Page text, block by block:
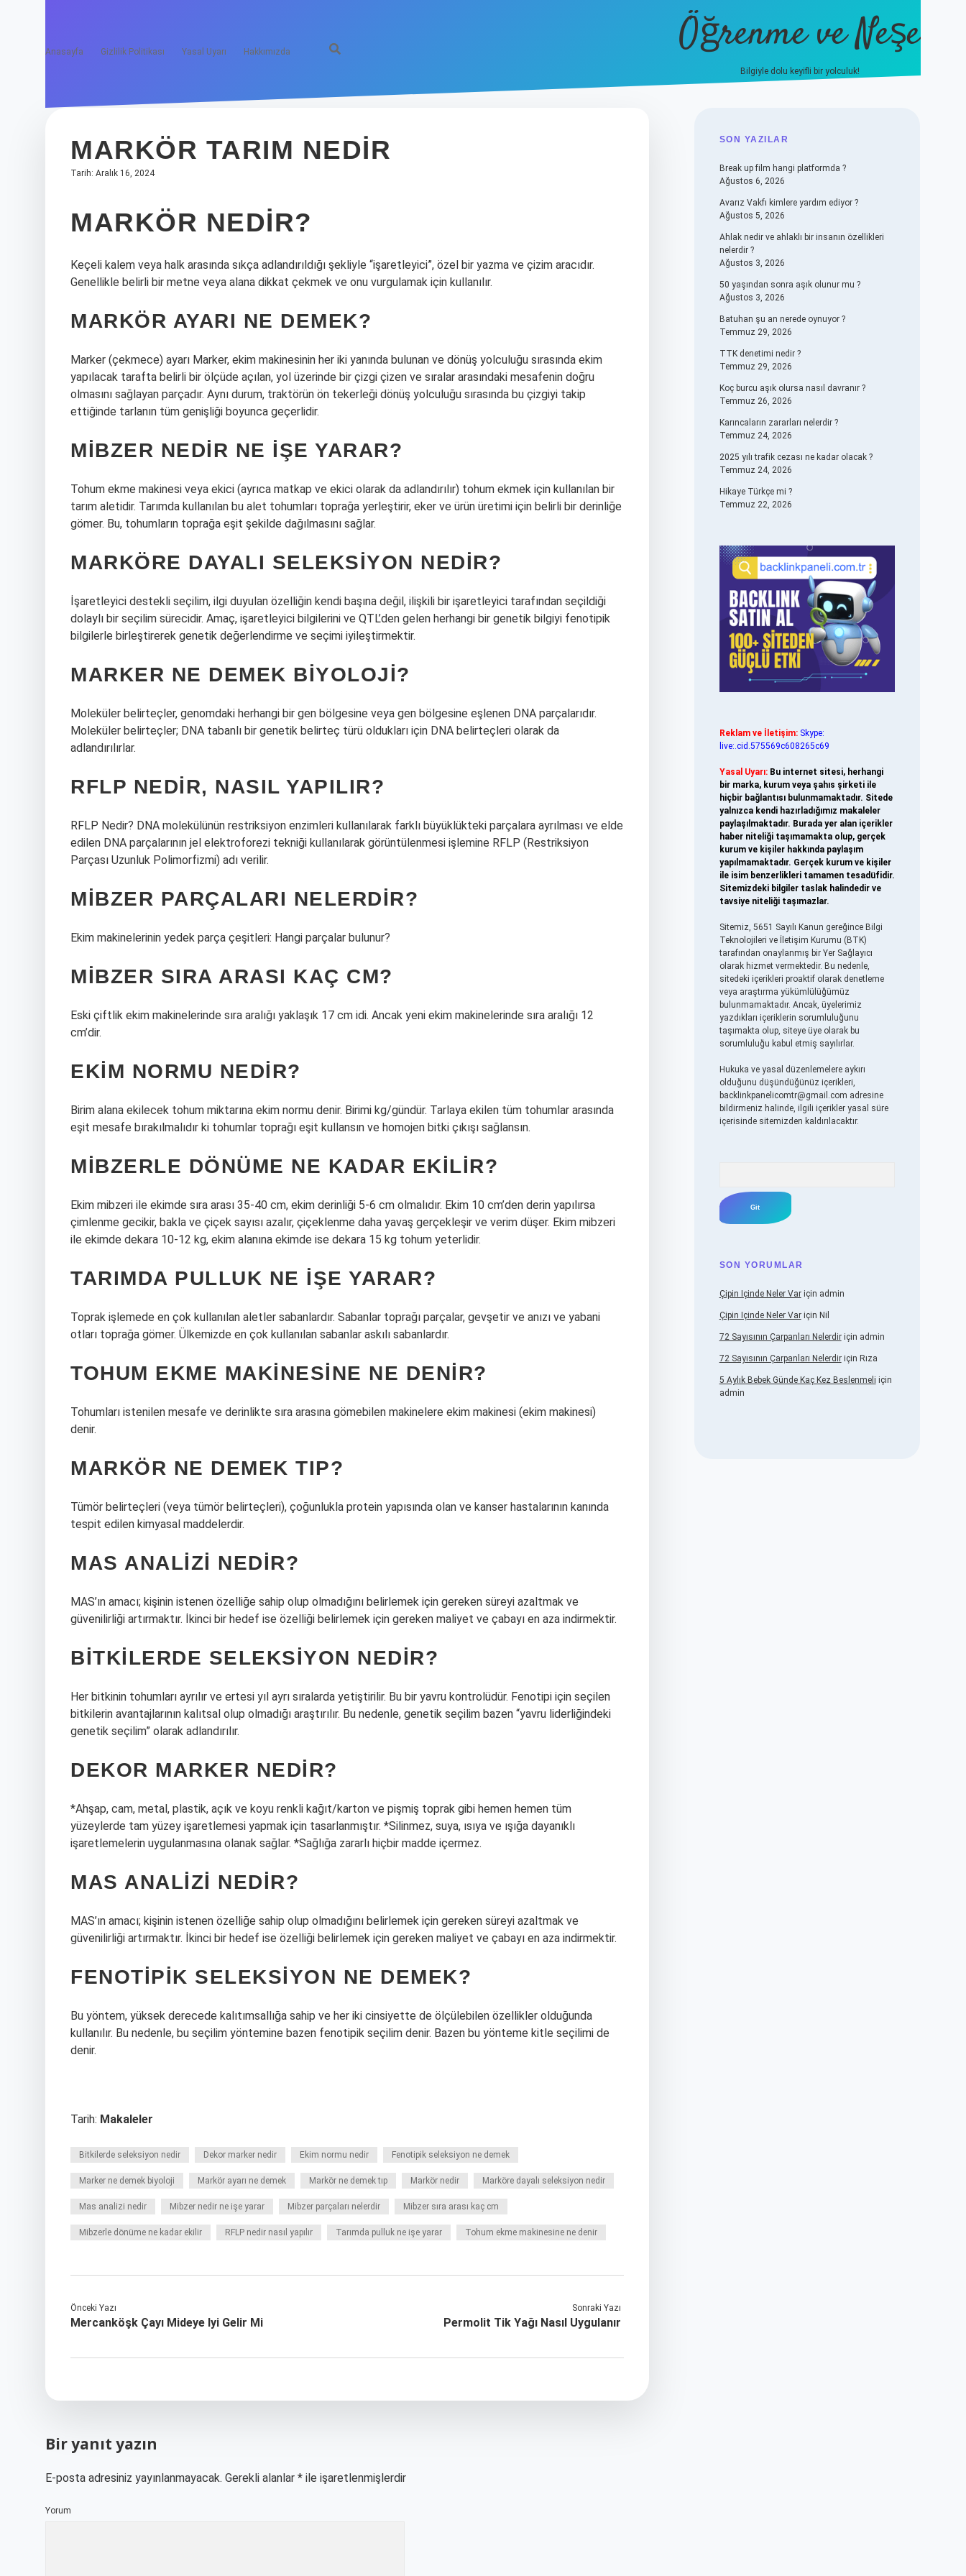
Anasayfa Gizlilik Politikası Yasal Uyarı Hakkımızda Öğrenme ve Neşe
Bilgiyle dolu keyifli bir yolculuk!
MARKÖR TARIM NEDIR
Tarih: Aralık 16, 2024
MARKÖR NEDIR?
Keçeli kalem veya halk arasında sıkça adlandırıldığı şekliyle “işaretleyici”, özel bir yazma ve çizim aracıdır.
Genellikle belirli bir metne veya alana dikkat çekmek ve onu vurgulamak için kullanılır.
MARKÖR AYARI NE DEMEK?
Marker (çekmece) ayarı Marker, ekim makinesinin her iki yanında bulunan ve dönüş yolculuğu sırasında ekim
yapılacak tarafta belirli bir ölçüde açılan, yol üzerinde bir çizgi çizen ve sıralar arasındaki mesafenin doğru
olmasını sağlayan parçadır. Aynı durum, traktörün ön tekerleği dönüş yolculuğu sırasında bu çizgiyi takip
ettiğinde tarlanın tüm genişliği boyunca geçerlidir.
MIBZER NEDIR NE IŞE YARAR?
Tohum ekme makinesi veya ekici (ayrıca matkap ve ekici olarak da adlandırılır) tohum ekmek için kullanılan bir
tarım aletidir. Tarımda kullanılan bu alet tohumları toprağa yerleştirir, eker ve ürün üretimi için belirli bir derinliğe
gömer. Bu, tohumların toprağa eşit şekilde dağılmasını sağlar.
MARKÖRE DAYALI SELEKSIYON NEDIR?
İşaretleyici destekli seçilim, ilgi duyulan özelliğin kendi başına değil, ilişkili bir işaretleyici tarafından seçildiği
dolaylı bir seçilim sürecidir. Amaç, işaretleyici bilgilerini ve QTL’den gelen herhangi bir genetik bilgiyi fenotipik
bilgilerle birleştirerek genetik değerlendirme ve seçimi iyileştirmektir.
MARKER NE DEMEK BIYOLOJI?
Moleküler belirteçler, genomdaki herhangi bir gen bölgesine veya gen bölgesine eşlenen DNA parçalarıdır.
Moleküler belirteçler; DNA tabanlı bir genetik belirteç türü oldukları için DNA belirteçleri olarak da
adlandırılırlar.
RFLP NEDIR, NASIL YAPILIR?
RFLP Nedir? DNA molekülünün restriksiyon enzimleri kullanılarak farklı büyüklükteki parçalara ayrılması ve elde
edilen DNA parçalarının jel elektroforezi tekniği kullanılarak görüntülenmesi işlemine RFLP (Restriksiyon
Parçası Uzunluk Polimorfizmi) adı verilir.
MIBZER PARÇALARI NELERDIR?
Ekim makinelerinin yedek parça çeşitleri: Hangi parçalar bulunur?
MIBZER SIRA ARASI KAÇ CM?
Eski çiftlik ekim makinelerinde sıra aralığı yaklaşık 17 cm idi. Ancak yeni ekim makinelerinde sıra aralığı 12
cm’dir.
EKIM NORMU NEDIR?
Birim alana ekilecek tohum miktarına ekim normu denir. Birimi kg/gündür. Tarlaya ekilen tüm tohumlar arasında
eşit mesafe bırakılmalıdır ki tohumlar toprağı eşit kullansın ve homojen bitki çıkışı sağlansın.
MIBZERLE DÖNÜME NE KADAR EKILIR?
Ekim mibzeri ile ekimde sıra arası 35-40 cm, ekim derinliği 5-6 cm olmalıdır. Ekim 10 cm’den derin yapılırsa
çimlenme gecikir, bakla ve çiçek sayısı azalır, çiçeklenme daha yavaş gerçekleşir ve verim düşer. Ekim mibzeri
ile ekimde dekara 10-12 kg, ekim alanına ekimde ise dekara 15 kg tohum yeterlidir.
TARIMDA PULLUK NE IŞE YARAR?
Toprak işlemede en çok kullanılan aletler sabanlardır. Sabanlar toprağı parçalar, gevşetir ve anızı ve yabani
otları toprağa gömer. Ülkemizde en çok kullanılan sabanlar askılı sabanlardır.
TOHUM EKME MAKINESINE NE DENIR?
Tohumları istenilen mesafe ve derinlikte sıra arasına gömebilen makinelere ekim makinesi (ekim makinesi)
denir.
MARKÖR NE DEMEK TIP?
Tümör belirteçleri (veya tümör belirteçleri), çoğunlukla protein yapısında olan ve kanser hastalarının kanında
tespit edilen kimyasal maddelerdir.
MAS ANALIZI NEDIR?
MAS’ın amacı; kişinin istenen özelliğe sahip olup olmadığını belirlemek için gereken süreyi azaltmak ve
güvenilirliği artırmaktır. İkinci bir hedef ise özelliği belirlemek için gereken maliyet ve çabayı en aza indirmektir.
BITKILERDE SELEKSIYON NEDIR?
Her bitkinin tohumları ayrılır ve ertesi yıl ayrı sıralarda yetiştirilir. Bu bir yavru kontrolüdür. Fenotipi için seçilen
bitkilerin avantajlarının kalıtsal olup olmadığı araştırılır. Bu nedenle, genetik seçilim bazen “yavru liderliğindeki
genetik seçilim” olarak adlandırılır.
DEKOR MARKER NEDIR?
*Ahşap, cam, metal, plastik, açık ve koyu renkli kağıt/karton ve pişmiş toprak gibi hemen hemen tüm
yüzeylerde tam yüzey işaretlemesi yapmak için tasarlanmıştır. *Silinmez, suya, ısıya ve ışığa dayanıklı
işaretlemelerin uygulanmasına olanak sağlar. *Sağlığa zararlı hiçbir madde içermez.
MAS ANALIZI NEDIR?
MAS’ın amacı; kişinin istenen özelliğe sahip olup olmadığını belirlemek için gereken süreyi azaltmak ve
güvenilirliği artırmaktır. İkinci bir hedef ise özelliği belirlemek için gereken maliyet ve çabayı en aza indirmektir.
FENOTIPIK SELEKSIYON NE DEMEK?
Bu yöntem, yüksek derecede kalıtımsallığa sahip ve her iki cinsiyette de ölçülebilen özellikler olduğunda
kullanılır. Bu nedenle, bu seçilim yöntemine bazen fenotipik seçilim denir. Bazen bu yönteme kitle seçilimi de
denir.
Tarih: Makaleler
Bitkilerde seleksiyon nedir Dekor marker nedir Ekim normu nedir Fenotipik seleksiyon ne demek
Marker ne demek biyoloji Markör ayarı ne demek Markör ne demek tıp Markör nedir Marköre dayalı seleksiyon nedir
Mas analizi nedir Mibzer nedir ne işe yarar Mibzer parçaları nelerdir Mibzer sıra arası kaç cm
Mibzerle dönüme ne kadar ekilir RFLP nedir nasıl yapılır Tarımda pulluk ne işe yarar Tohum ekme makinesine ne denir
Önceki Yazı
Mercanköşk Çayı Mideye Iyi Gelir Mi
Sonraki Yazı
Permolit Tik Yağı Nasıl Uygulanır
Bir yanıt yazın
E-posta adresiniz yayınlanmayacak. Gerekli alanlar * ile işaretlenmişlerdir
Yorum
SIDEBAR
SON YAZILAR
Break up film hangi platformda ?
Ağustos 6, 2026
Avarız Vakfı kimlere yardım ediyor ?
Ağustos 5, 2026
Ahlak nedir ve ahlaklı bir insanın özellikleri
nelerdir ?
Ağustos 3, 2026
50 yaşından sonra aşık olunur mu ?
Ağustos 3, 2026
Batuhan şu an nerede oynuyor ?
Temmuz 29, 2026
TTK denetimi nedir ?
Temmuz 29, 2026
Koç burcu aşık olursa nasıl davranır ?
Temmuz 26, 2026
Karıncaların zararları nelerdir ?
Temmuz 24, 2026
2025 yılı trafik cezası ne kadar olacak ?
Temmuz 24, 2026
Hikaye Türkçe mi ?
Temmuz 22, 2026
Reklam ve İletişim: Skype:
live:.cid.575569c608265c69
Yasal Uyarı: Bu internet sitesi, herhangi
bir marka, kurum veya şahıs şirketi ile
hiçbir bağlantısı bulunmamaktadır. Sitede
yalnızca kendi hazırladığımız makaleler
paylaşılmaktadır. Burada yer alan içerikler
haber niteliği taşımamakta olup, gerçek
kurum ve kişiler hakkında paylaşım
yapılmamaktadır. Gerçek kurum ve kişiler
ile isim benzerlikleri tamamen tesadüfidir.
Sitemizdeki bilgiler taslak halindedir ve
tavsiye niteliği taşımazlar.
Sitemiz, 5651 Sayılı Kanun gereğince Bilgi
Teknolojileri ve İletişim Kurumu (BTK)
tarafından onaylanmış bir Yer Sağlayıcı
olarak hizmet vermektedir. Bu nedenle,
sitedeki içerikleri proaktif olarak denetleme
veya araştırma yükümlülüğümüz
bulunmamaktadır. Ancak, üyelerimiz
yazdıkları içeriklerin sorumluluğunu
taşımakta olup, siteye üye olarak bu
sorumluluğu kabul etmiş sayılırlar.
Hukuka ve yasal düzenlemelere aykırı
olduğunu düşündüğünüz içerikleri,
backlinkpanelicomtr@gmail.com adresine
bildirmeniz halinde, ilgili içerikler yasal süre
içerisinde sitemizden kaldırılacaktır.
SON YORUMLAR
Çipin Içinde Neler Variçin admin
Çipin Içinde Neler Variçin Nil
72 Sayısının Çarpanları Nelerdiriçin admin
72 Sayısının Çarpanları Nelerdiriçin Rıza
5 Aylık Bebek Günde Kaç Kez Beslenmeli için
admin